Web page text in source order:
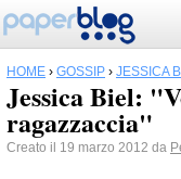
HOME › GOSSIP › JESSICA
Jessica Biel:
ragazzaccia"
Creato il 19 marzo 2012 da